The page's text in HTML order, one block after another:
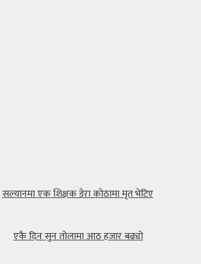
सल्यानमा एक शिक्षक डेरा कोठामा मृत भेटिए
एकै दिन सुन तोलामा आठ हजार बढ्यो